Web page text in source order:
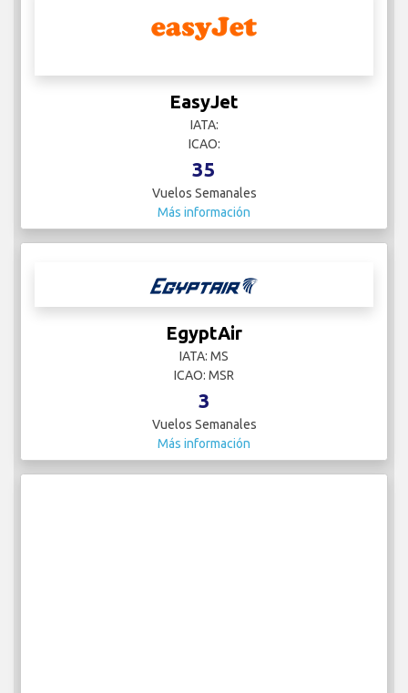
EasyJet
IATA:
ICAO:
35
Vuelos Semanales
Más información
EgyptAir
IATA: MS
ICAO: MSR
3
Vuelos Semanales
Más información